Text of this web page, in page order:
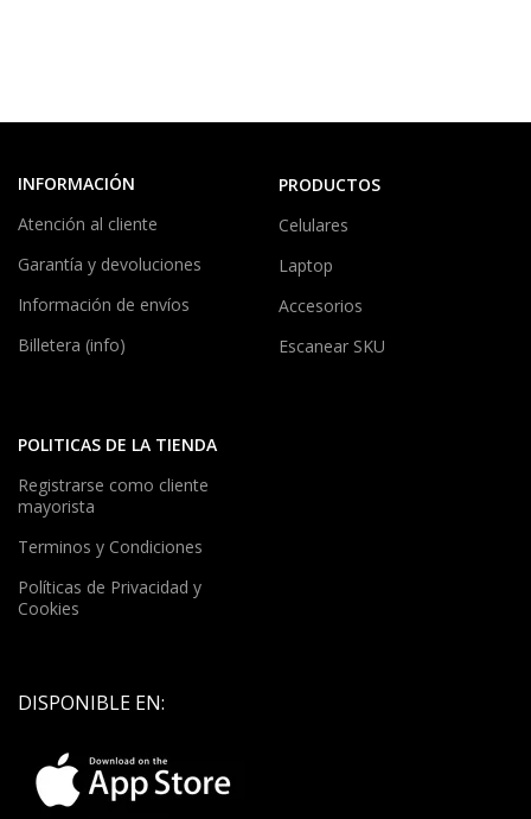
INFORMACIÓN
Atención al cliente
Garantía y devoluciones
Información de envíos
Billetera (info)
PRODUCTOS
Celulares
Laptop
Accesorios
Escanear SKU
POLITICAS DE LA TIENDA
Registrarse como cliente
mayorista
Terminos y Condiciones
Políticas de Privacidad y
Cookies
DISPONIBLE EN: